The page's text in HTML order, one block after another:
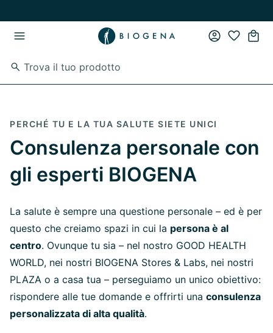
PERCHÉ TU E LA TUA SALUTE SIETE UNICI
Consulenza personale con
gli esperti BIOGENA
La salute è sempre una questione personale – ed è per
questo che creiamo spazi in cui la persona è al
centro. Ovunque tu sia – nel nostro GOOD HEALTH
WORLD, nei nostri BIOGENA Stores & Labs, nei nostri
PLAZA o a casa tua – perseguiamo un unico obiettivo:
rispondere alle tue domande e offrirti una consulenza
personalizzata di alta qualità.